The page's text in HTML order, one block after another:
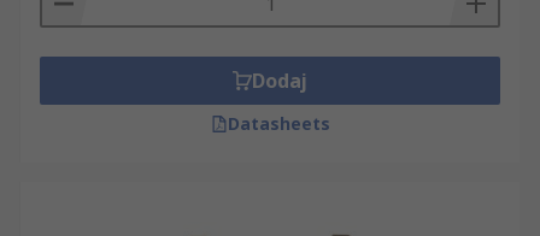
Dodaj
Datasheets